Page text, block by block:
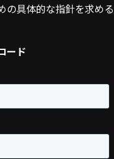
の具体的な指針を求める
ード